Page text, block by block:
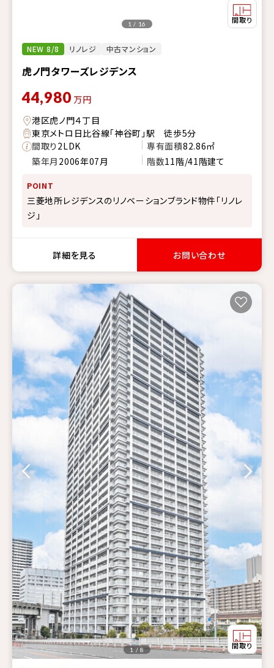
NEW 8/8 リノレジ 中古マンション
虎ノ門タワーズレジデンス
1 / 16
44,980 万円
港区虎ノ門４丁目
東京メトロ日比谷線「神谷町」駅 徒歩5分
間取り2LDK 専有面積82.86㎡
築年月 2006年07月 階数11階/41階建て
POINT
三菱地所レジデンスのリノベーションブランド物件「リノレ
ジ」
詳細を見る お問い合わせ
1 / 8